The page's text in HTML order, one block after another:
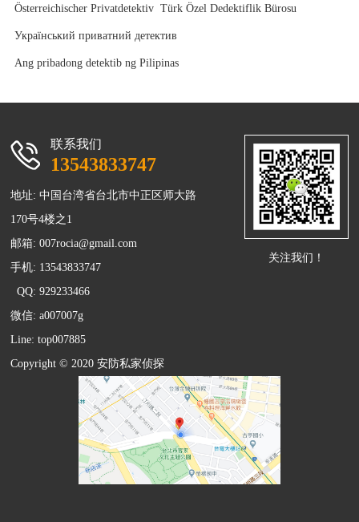
Österreichischer Privatdetektiv Türk Özel Dedektiflik Bürosu
Український приватний детектив
Ang pribadong detektib ng Pilipinas
联系我们
13543833747
地址: 中国台湾省台北市中正区师大路
170号4楼之1
邮箱:007rocia@gmail.com
手机: 13543833747
QQ: 929233466
微信: a007007g
Line: top007885
Copyright © 2020 安防私家侦探
关注我们！